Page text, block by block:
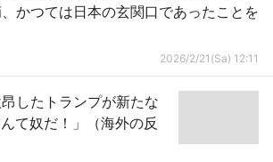
かつては日本の玄関口であったことを
2026/2/21(Sa) 12:11
したトランプが新たな
て奴だ！」（海外の反